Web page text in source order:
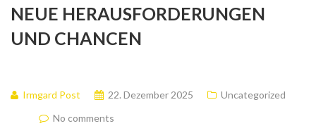
NEUE HERAUSFORDERUNGEN
UND CHANCEN
Irmgard Post 22. Dezember 2025
Uncategorized
No comments